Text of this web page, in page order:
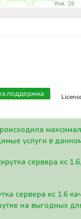
Янв. '26
услуги в
сервера кс
сервера кс 1.6
на выгодных